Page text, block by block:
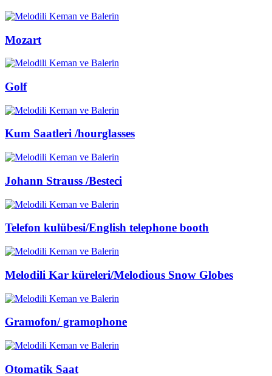
Mozart
Golf
Kum Saatleri /hourglasses
Johann Strauss /Besteci
Telefon kulübesi/English telephone booth
Melodili Kar küreleri/Melodious Snow Globes
Gramofon/ gramophone
Otomatik Saat